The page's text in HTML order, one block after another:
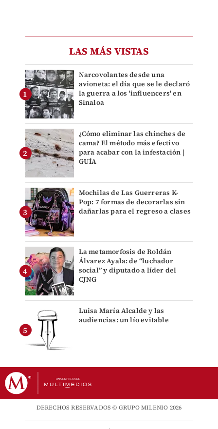
LAS MÁS VISTAS
Narcovolantes desde una
avioneta: el día que se le declaró
la guerra a los 'influencers' en
Sinaloa
¿Cómo eliminar las chinches de
cama? El método más efectivo
para acabar con la infestación |
GUÍA
Mochilas de Las Guerreras K-
Pop: 7 formas de decorarlas sin
dañarlas para el regreso a clases
La metamorfosis de Roldán
Álvarez Ayala: de “luchador
social” y diputado a líder del
CJNG
Luisa María Alcalde y las
audiencias: un lío evitable
DERECHOS RESERVADOS © GRUPO MILENIO 2026